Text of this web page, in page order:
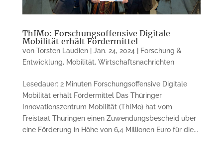
ThIMo: Forschungsoffensive Digitale
Mobilität erhält Fördermittel
von Torsten Laudien| Jan. 24, 2024
Forschung &
Entwicklung, Mobilität, Wirtschaftsnachrichten
Lesedauer: 2 Minuten Forschungsoffensive Digitale
Mobilität erhält Fördermittel Das Thüringer
Innovationszentrum Mobilität (ThIMo) hat vom
Freistaat Thüringen einen Zuwendungsbescheid über
eine Förderung in Höhe von 6,4 Millionen Euro für die...